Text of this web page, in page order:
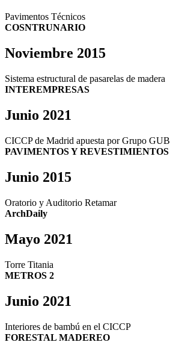
Pavimentos Técnicos
COSNTRUNARIO
Noviembre 2015
Sistema estructural de pasarelas de madera
INTEREMPRESAS
Junio 2021
CICCP de Madrid apuesta por Grupo
PAVIMENTOS Y REVESTIMIENTOS
Junio 2015
Oratorio y Auditorio Retamar
ArchDaily
Mayo 2021
Torre Titania
METROS 2
Junio 2021
Interiores de bambú en el CICCP
FORESTAL MADEREO